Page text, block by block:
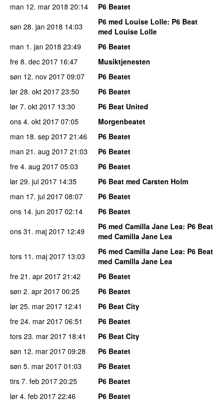
man 12. mar 2018 20:14
P6 Beatet
søn 28. jan 2018 14:03 P6 med Louise Lolle: P6 Beat
med Louise Lolle
man 1. jan 2018 23:49
P6 Beatet
fre 8. dec 2017 16:47
Musiktjenesten
søn 12. nov 2017 09:07
P6 Beatet
lør 28. okt 2017 23:50
P6 Beatet
lør 7. okt 2017 13:30
P6 Beat United
ons 4. okt 2017 07:05
Morgenbeatet
man 18. sep 2017 21:46
P6 Beatet
man 21. aug 2017 21:03
P6 Beatet
fre 4. aug 2017 05:03
P6 Beatet
lør 29. jul 2017 14:35
P6 Beat med Carsten Holm
man 17. jul 2017 08:07
P6 Beatet
ons 14. jun 2017 02:14
P6 Beatet
ons 31. maj 2017 12:49 P6 med Camilla Jane Lea: P6 Beat
med Camilla Jane Lea
tors 11. maj 2017 13:03 P6 med Camilla Jane Lea: P6 Beat
med Camilla Jane Lea
fre 21. apr 2017 21:42
P6 Beatet
søn 2. apr 2017 00:25
P6 Beatet
lør 25. mar 2017 12:41
P6 Beat City
fre 24. mar 2017 06:51
P6 Beatet
tors 23. mar 2017 18:41
P6 Beat City
søn 12. mar 2017 09:28
P6 Beatet
søn 5. mar 2017 01:03
P6 Beatet
tirs 7. feb 2017 20:25
P6 Beatet
lør 4. feb 2017 22:46
P6 Beatet